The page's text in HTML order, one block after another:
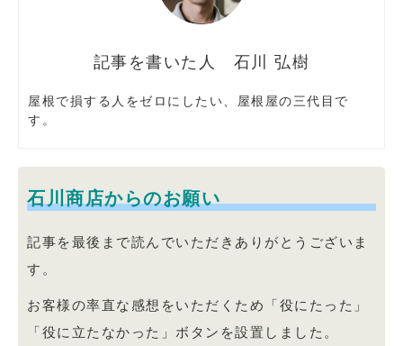
石川 弘樹
屋根で損する人をゼロにしたい、屋根屋の三代目で
す。
石川商店からのお願い
記事を最後まで読んでいただきありがとうございま
す。
お客様の率直な感想をいただくため「役にたった」
「役に立たなかった」ボタンを設置しました。